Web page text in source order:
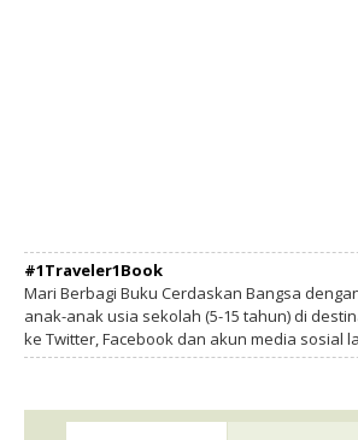
#1Traveler1Book
Mari Berbagi Buku Cerdaskan Bangsa
anak-anak usia sekolah (5-15 tahun) di
ke Twitter, Facebook dan akun media sosial